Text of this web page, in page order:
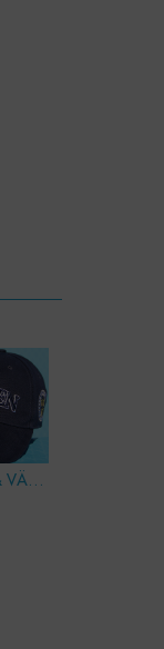
KLÄDER & VÄSKOR